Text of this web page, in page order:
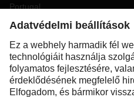
Portugal
Romania
Slovakia
Spain
Sweden
Switzerland( DE FR)